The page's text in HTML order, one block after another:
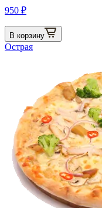
950 ₽
В корзину
Острая